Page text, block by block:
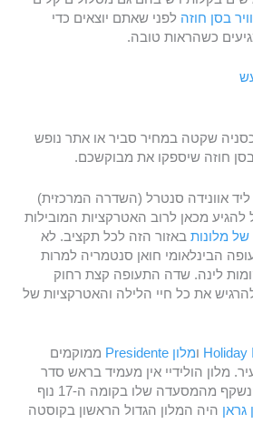
בסן חוזה לפני שאתם יוצאים כדי
כשהראות טובה.
שקטה במחיר סביר או אתר נופש
בסן חוזה שיספקו את מבוקשכם.
אוונידה סנטרל (השדרה המרכזית)
להגיע מכאן לרוב האטרקציות המובילות
של מלונות באזור הזה לכל תקציב. לא
הבינלאומי חואן סנטמריה למרות
לינה. שדה התעופה קצת רחוק
את כל חיי הלילה והאטרקציות של
ומלון Presidente
ממוקמים
מלון הולידיי אין מעמיד בראש סדר
העדיפויות את הקיימות ונשקף מהמסעדה שלו בקומה ה-17 נוף
גראן היה המלון הגדול הראשון בקוסטה